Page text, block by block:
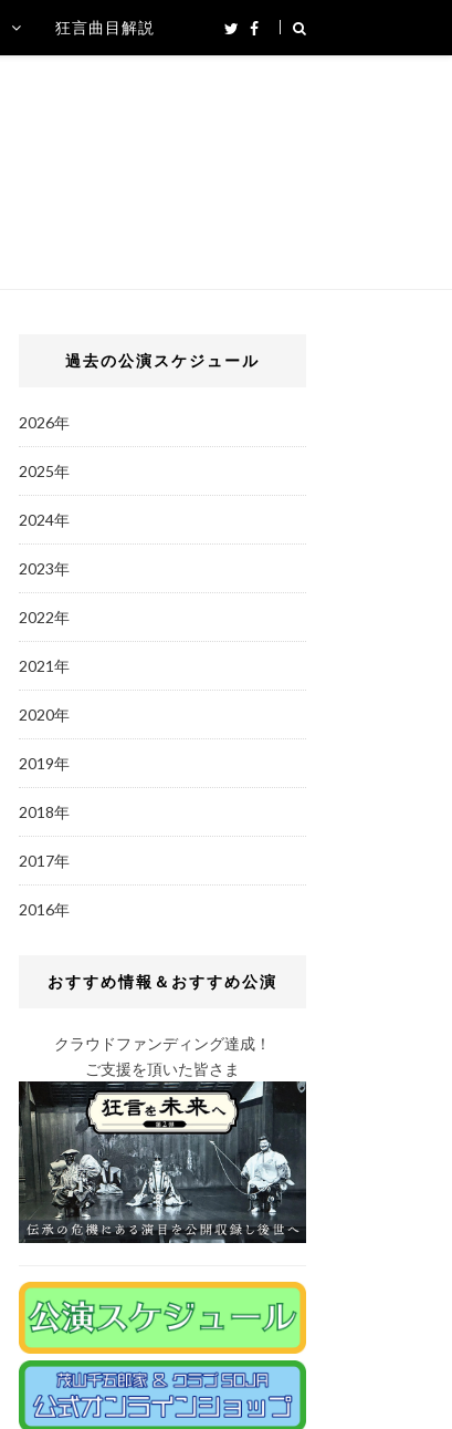
狂言曲目解説
過去の公演スケジュール
2026年
2025年
2024年
2023年
2022年
2021年
2020年
2019年
2018年
2017年
2016年
おすすめ情報＆おすすめ公演
クラウドファンディング達成！
ご支援を頂いた皆さま